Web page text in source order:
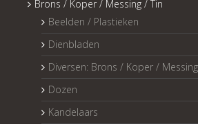
Brons / Koper / Messing / Tin
Beelden / Plastieken
Dienbladen
Diversen: Brons / Koper /
Dozen
Kandelaars